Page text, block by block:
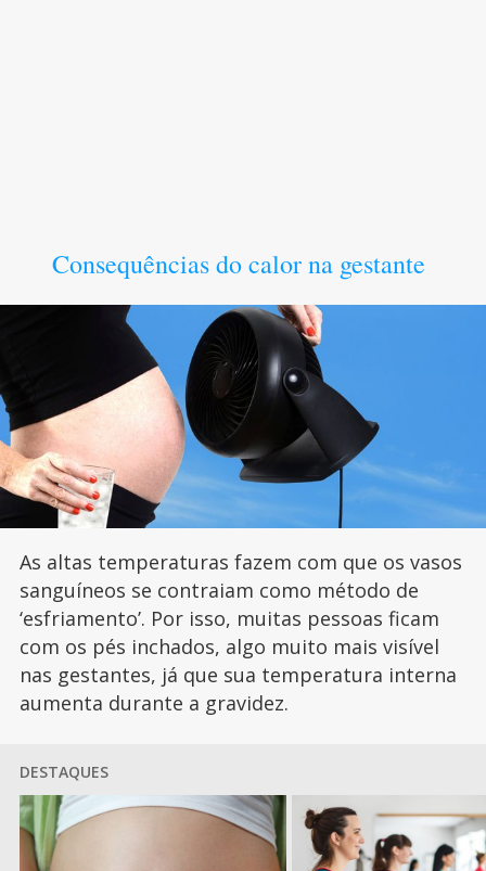
Consequências do calor na gestante
As altas temperaturas fazem com que os vasos
sanguíneos se contraiam como método de
‘esfriamento’. Por isso, muitas pessoas ficam
com os pés inchados, algo muito mais visível
nas gestantes, já que sua temperatura interna
aumenta durante a gravidez.
DESTAQUES